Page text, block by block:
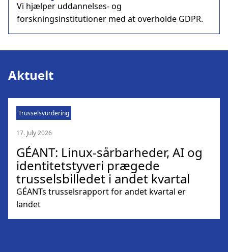
Vi hjælper uddannelses- og
forskningsinstitutioner med at overholde GDPR.
Aktuelt
Trusselsvurdering
17. July 2026
GÉANT: Linux-sårbarheder, AI og
identitetstyveri prægede
trusselsbilledet i andet kvartal
GÉANTs trusselsrapport for andet kvartal er
landet